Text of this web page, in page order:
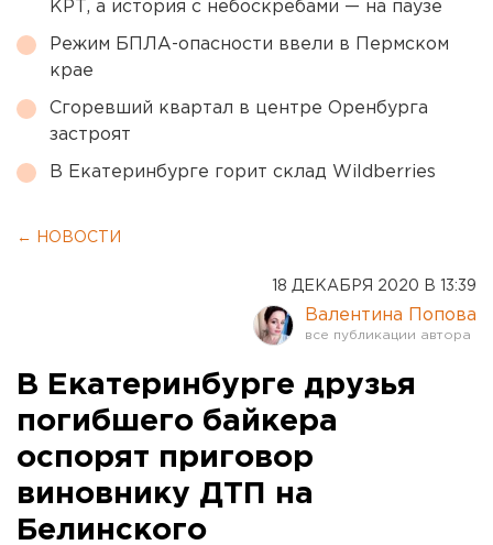
КРТ, а история с небоскребами — на паузе
Режим БПЛА-опасности ввели в Пермском
крае
Сгоревший квартал в центре Оренбурга
застроят
В Екатеринбурге горит склад Wildberries
← НОВОСТИ
18 ДЕКАБРЯ 2020 В 13:39
Валентина Попова
В Екатеринбурге друзья
погибшего байкера
оспорят приговор
виновнику ДТП на
Белинского